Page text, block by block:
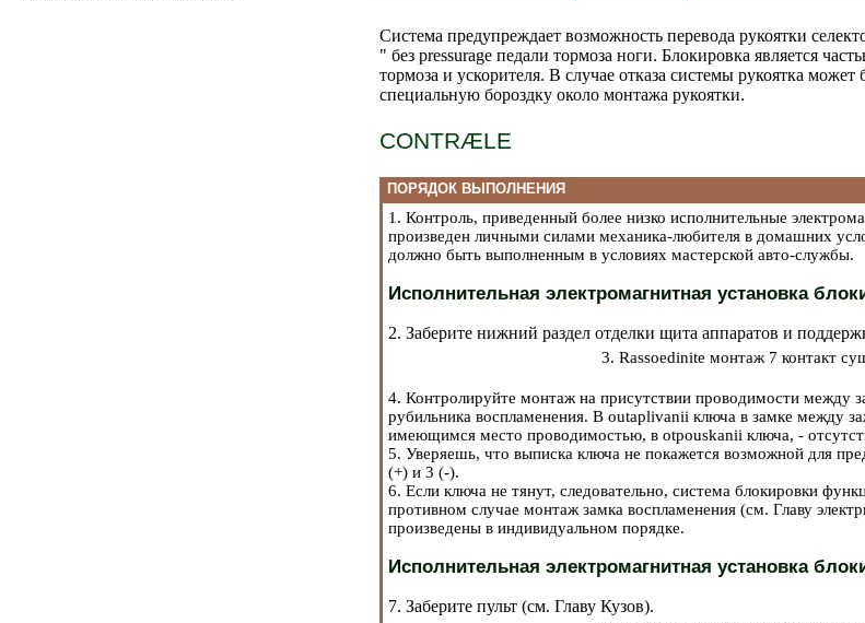
Система предупреждает возможность перевода рукоятки
" без pressurage педали тормоза ноги. Блокировка является
тормоза и ускорителя. В случае отказа системы рукоятка
специальную бороздку около монтажа рукоятки.
CONTRÆLE
ПОРЯДОК ВЫПОЛНЕНИЯ
1. Контроль, приведенный более низко исполнительные
произведен личными силами механика-любителя в домашних
должно быть выполненным в условиях мастерской авто-службы.
Исполнительная электромагнитная установка
2. Заберите нижний раздел отделки щита аппаратов и
3. Rassoedinite монтаж 7 контакт
4. Контролируйте монтаж на присутствии проводимости между
рубильника воспламенения. В outaplivanii ключа в замке между
имеющимся место проводимостью, в otpouskanii ключа, -
5. Уверяешь, что выписка ключа не покажется возможной для
(+) и 3 (-).
6. Если ключа не тянут, следовательно, система блокировки
противном случае монтаж замка воспламенения (см. Главу
произведены в индивидуальном порядке.
Исполнительная электромагнитная установка
7. Заберите пульт (см. Главу Кузов).